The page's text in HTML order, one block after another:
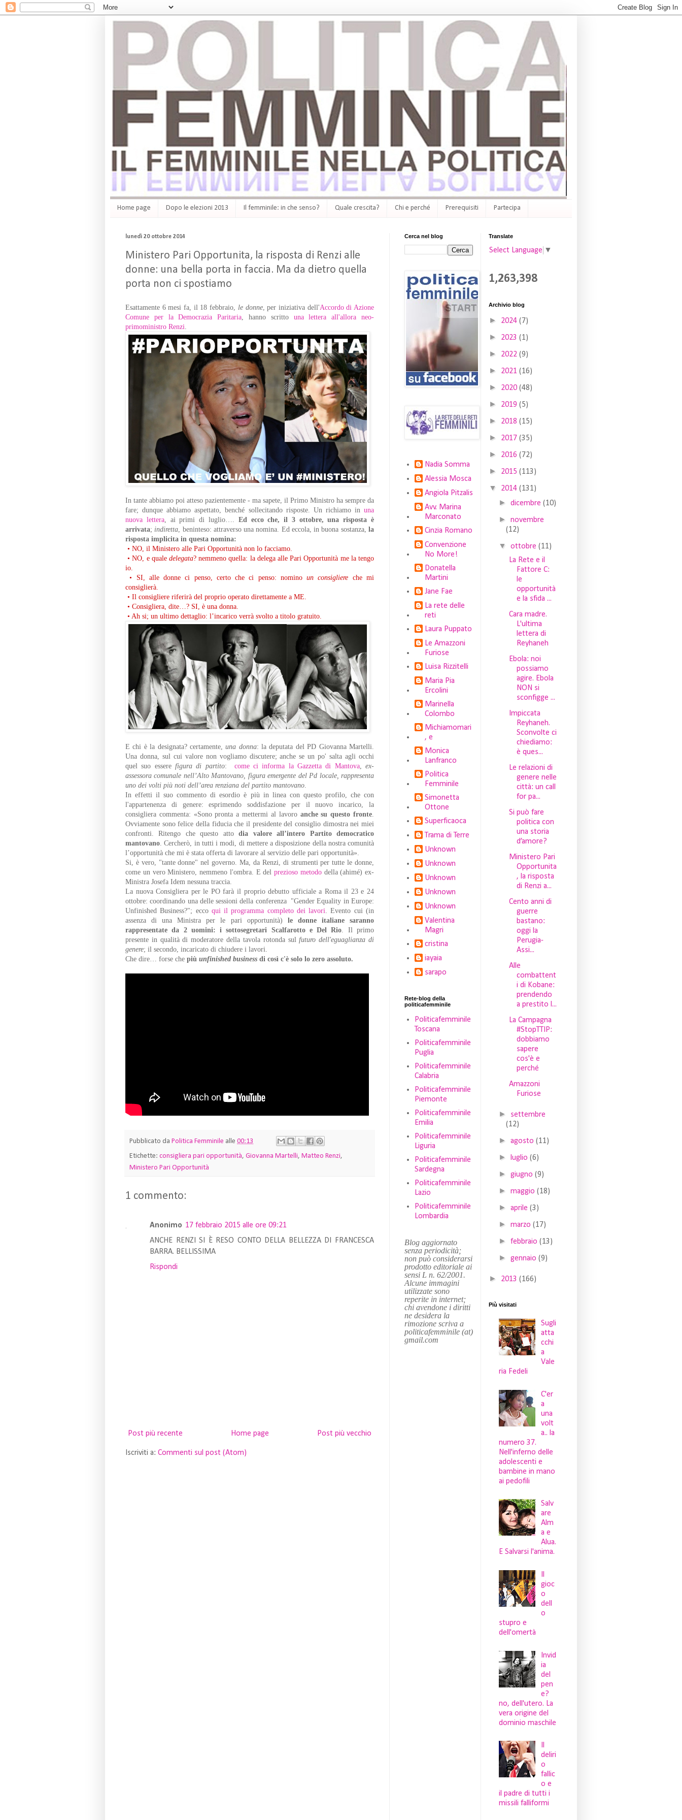
Home page Dopo le elezioni 2013 Il femminile: in che senso? Quale crescita? Chi e perché Prerequisiti Partecipa
lunedì 20 ottobre 2014
Ministero Pari Opportunita, la risposta di Renzi alle
donne: una bella porta in faccia. Ma da dietro quella
porta non ci spostiamo
Esattamente 6 mesi fa, il 18 febbraio, le donne, per iniziativa dell'Accordo di Azione
Comune per la Democrazia Paritaria , hanno scrittouna lettera all'allora neo-
primoministro Renzi
In tante abbiamo poi atteso pazientemente - ma sapete, il Primo Ministro ha sempre da
fare; dunque abbiamo aspettato, benché sollecitando risposte. Un richiamo in una
nuova lettera, ai primi di luglio…. Ed ecco che, il 3 ottobre, una risposta è
arrivata; indiretta , beninteso: attraverso una nomina. Ed eccola, in buona sostanza, la
risposta implicita in questa nomina:
• NO, il Ministero alle Pari Opportunità non lo facciamo.
• NO, e quale delegata? nemmeno quella: la delega alle Pari Opportunità me la tengo
io.
• SI, alle donne ci penso, certo che ci penso: nominoun consigliere che mi
consiglierà.
• Il consigliere riferirà del proprio operato direttamente a ME.
• Consigliera, dite…? SI, è una donna.
• Ah si; un ultimo dettaglio: l’incarico verrà svolto a titolo gratuito.
E chi è la designata? certamente,una donna: la deputata del PD Giovanna Martelli.
Una donna, sul cui valore non vogliamo discutere; anche se un po' salta agli occhi
quel suo essere figura di partito: come ci informa la Gazzetta di Mantova,ex-
assessora comunale nell’Alto Mantovano, figura emergente del Pd locale, rappresenta
uno dei volti più noti dell’area renziana del partito mantovano
In effetti il suo commento di esordio è più in linea con questo profilo, che con
l'appartenenza di genere: esprimendo soddisfazione per il nuovo incarico, la
consigliera commenta: «Sono pronta a mettermi al lavoro anche su questo fronte
Ovviamente sono felice della fiducia che il presidente del consiglio dimostra nei miei
confronti. Ritengo che questo attodia valore all’intero Partito democratico
mantovano . Cercherò, in tutti i modi, di mettere a disposizione della nostra comunità
l’opportunità che mi è stata offerta di lavorare al servizio delle pari opportunità».
Si, è vero, "tante donne" nel governo. Ma, da Renzi, di strumenti per tutte le donne,
come un vero Ministero, nemmeno l'ombra. E del prezioso metododella (ahimé) ex-
Ministra Josefa Idem nessuna traccia.
La nuova Consigliera per le PO farà il proprio debutto ufficiale a Roma il 23 e 24
ottobre: coordinando una delle sessioni della conferenza "Gender Equality in Europe:
Unfinished Business?"; ecco qui il programma completo dei lavori . Evento cui (in
assenza di una Ministra per le pari opportunità) le donne italiane saranno
rappresentate da 2 uomini: i sottosegretari Scalfarotto e Del Rio . Il primo
presente in qualità di moderatore della tavola rotonda sul futuro dell'eguaglianza di
genere; il secondo, incaricato di chiudere i lavori.
Che dire… forse che più unfinished business di così c'è solo lo zero assoluto.
Pubblicato da Politica Femminile alle 00:13
Etichette: consigliera pari opportunità, Giovanna Martelli, Matteo Renzi,
Ministero Pari Opportunità
1 commento:
Anonimo 17 febbraio 2015 alle ore 09:21
ANCHE RENZI SI È RESO CONTO DELLA BELLEZZA DI FRANCESCA
BARRA. BELLISSIMA
Rispondi
Post più recente Post più vecchio
Home page
Iscriviti a: Commenti sul post (Atom)
Cerca nel blog
Nadia Somma
Alessia Mosca
Angiola Pitzalis
Avv. Marina
Marconato
Cinzia Romano
Convenzione
No More!
Donatella
Martini
Jane Fae
La rete delle
reti
Laura Puppato
Le Amazzoni
Furiose
Luisa Rizzitelli
Maria Pia
Ercolini
Marinella
Colombo
Michiamomari
, e
Monica
Lanfranco
Politica
Femminile
Simonetta
Ottone
Superficaoca
Trama di Terre
Unknown
Unknown
Unknown
Unknown
Unknown
Valentina
Magri
cristina
iayaia
sarapo
Rete-blog della
politicafemminile
Politicafemminile
Toscana
Politicafemminile
Puglia
Politicafemminile
Calabria
Politicafemminile
Piemonte
Politicafemminile
Emilia
Politicafemminile
Liguria
Politicafemminile
Sardegna
Politicafemminile
Lazio
Politicafemminile
Lombardia
Blog aggiornato
senza periodicità;
non può considerarsi
prodotto editoriale ai
sensi L n. 62/2001.
Alcune immagini
utilizzate sono
reperite in internet;
chi avendone i diritti
ne desidera la
rimozione scriva a
politicafemminile (at)
gmail.com
Translate
Select Language ▼
1,263,398
Archivio blog
► 2024 (7)
► 2023 (1)
► 2022 (9)
► 2021 (16)
► 2020 (48)
► 2019 (5)
► 2018 (15)
► 2017 (35)
► 2016 (72)
► 2015 (113)
▼ 2014 (131)
►dicembre(10)
►novembre
(12)
▼ottobre(11)
La Rete e il
Fattore C:
le
opportunità
e la sfida ...
Cara madre.
L'ultima
lettera di
Reyhaneh
Ebola: noi
possiamo
agire. Ebola
NON si
sconfigge ...
Impiccata
Reyhaneh.
Sconvolte ci
chiediamo:
è ques...
Le relazioni di
genere nelle
città: un call
for pa...
Si può fare
politica con
una storia
d’amore?
Ministero Pari
Opportunita
, la risposta
di Renzi a...
Cento anni di
guerre
bastano:
oggi la
Perugia-
Assi...
Alle
combattent
i di Kobane:
prendendo
a prestito l...
La Campagna
#StopTTIP:
dobbiamo
sapere
cos'è e
perché
Amazzoni
Furiose
► settembre
(12)
►agosto(11)
►luglio(6)
►giugno(9)
►maggio(18)
►aprile(3)
►marzo(17)
►febbraio(13)
►gennaio(9)
► 2013 (166)
Più visitati
Sugli
atta
cchi
a
Vale
ria Fedeli
C'er
a
una
volt
a.. la
numero 37.
Nell'inferno delle
adolescenti e
bambine in mano
ai pedofili
Salv
are
Alm
a e
Alua.
E Salvarsi l'anima.
gioc
o
dell
o
stupro e
dell'omertà
Invid
ia
del
pen
e?
no, dell'utero. La
vera origine del
dominio maschile
deliri
o
fallic
o e
il padre di tutti i
missili falliformi